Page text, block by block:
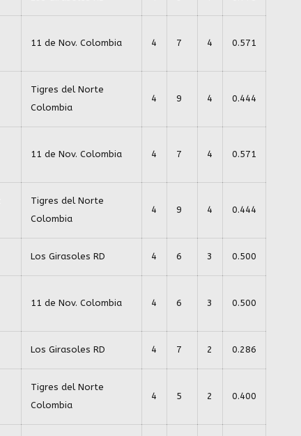
11 de Nov. Colombia 4 7 4 0.571
Tigres del Norte
Colombia
4 9 4 0.444
11 de Nov. Colombia 4 7 4 0.571
Tigres del Norte
Colombia
4 9 4 0.444
Los Girasoles RD 4 6 3 0.500
11 de Nov. Colombia 4 6 3 0.500
Los Girasoles RD 4 7 2 0.286
Tigres del Norte
Colombia
4 5 2 0.400